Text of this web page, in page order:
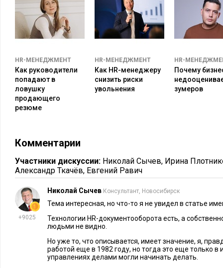
Например, нельзя заставить человека использовать
оставляет право работникам отказаться от перехода на
работодателя оформлять все документы на бумаге. Если
В случае с внедрением КЭДО особенно важно остановиться
объяснить, что цифровые документы имеют ту же
но не могут потеряться или повредиться. Стоит наглядно
именно будет организован новый процесс и в чем его
можно включить от 100 до 2 тыс. человек, в зависимости
позволит понять, с какими сложностями сталкиваются
процесса, устранить их, найти аргументы для работы с
опыту будет проще масштабировать IT-решение на всю
Запустив проект, важно мотивировать людей
демонстрировать удобство внедренного процесса, с
реализацию старых способов работы. В случае с КЭДО,
присылать фотографии заявлений по электронной почте.
HR-МЕНЕДЖМЕНТ
Как руководители
попадают в
ловушку
продающего
резюме
HR-МЕНЕДЖМЕНТ
Как HR-менеджеру
снизить риски
увольнения
HR-
Почему
зумеров
Комментарии
Участники дискуссии: Николай Сычев, Ирина
Александр Ткачёв, Евгений Равич
+9025
Николай Сычев Консультант, Новосибирск
Тема интересная, но что-то я не увидел в статье
Технологии HR-документооборота есть, а
людьми не видно.
Но уже то, что описывается, имеет значение, я,
работой еще в 1982 году, но тогда это еще только в
управлениях делами могли начинать делать.